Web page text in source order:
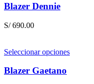
Blazer Dennie
S/690.00
Seleccionar opciones
Blazer Gaetano